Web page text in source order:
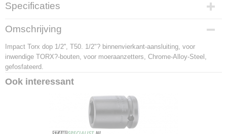
Specificaties
Productcode
23070050
EAN code
4018754015245
Productcode leverancier
23070050
Omschrijving
Impact Torx dop 1/2'', T50. 1/2"? binnenvierkant-aansluiting, voor
inwendige TORX?-bouten, voor moeraanzetters, Chrome-Alloy-Steel,
gefosfateerd.
Ook interessant